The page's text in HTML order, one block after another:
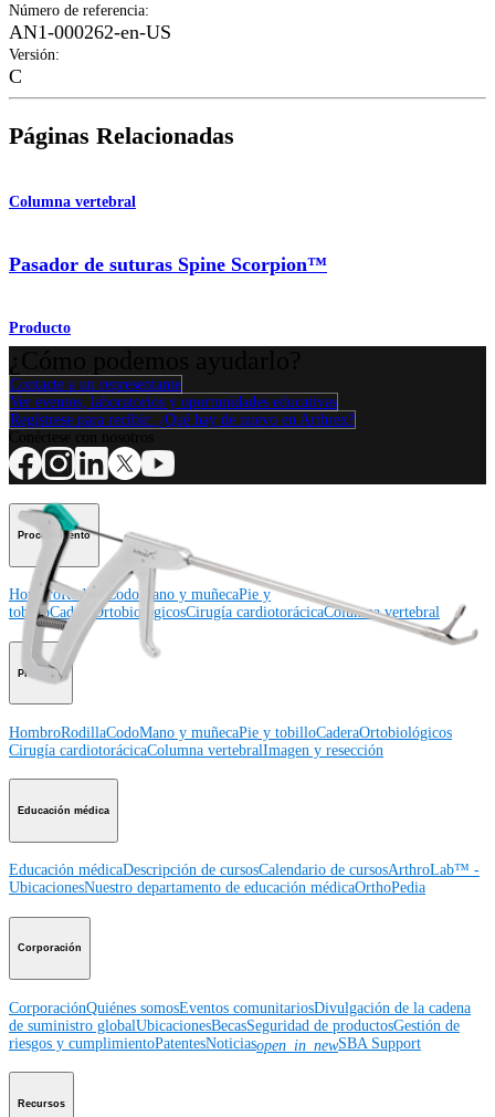
Número de referencia:
AN1-000262-en-US
Versión:
C
Páginas Relacionadas
Columna vertebral
Pasador de suturas Spine Scorpion™
Producto
Contacte a un representante
Ver eventos, laboratorios y oportunidades educativas
Regístrese para recibir: ¿Qué hay de nuevo en Arthrex?
Procedimiento
HombroRodilla Codo Mano y muñecaPie y
tobilloCaderaOrtobiológicosCirugía cardiotorácicaColumna vertebral
Producto
HombroRodillaCodoMano y muñecaPie y tobilloCaderaOrtobiológicos
Cirugía cardiotorácicaColumna vertebralImagen y resección
Educación médica
Educación médicaDescripción de cursosCalendario de cursosArthroLab™ -
UbicacionesNuestro departamento de educación médicaOrthoPedia
Corporación
CorporaciónQuiénes somosEventos comunitariosDivulgación de la cadena
de suministro globalUbicacionesBecasSeguridad de productosGestión de
riesgos y cumplimientoPatentesNoticiasopen_in_newSBA Support
Recursos